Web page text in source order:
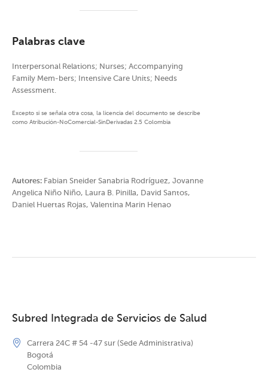
Palabras clave
Interpersonal Relations; Nurses; Accompanying
Family Mem-bers; Intensive Care Units; Needs
Assessment.
Excepto si se señala otra cosa, la licencia del documento se describe
como Atribución-NoComercial-SinDerivadas 2.5 Colombia
Autores: Fabian Sneider Sanabria Rodríguez, Jovanne
Angelica Niño Niño, Laura B. Pinilla, David Santos,
Daniel Huertas Rojas, Valentina Marin Henao
Subred Integrada de Servicios de Salud
Carrera 24C # 54 -47 sur (Sede Administrativa)
Bogotá
Colombia